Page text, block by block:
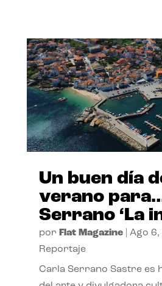
Un buen día
verano
Serrano ‘La
por Flat Magazine| Ago 6,
Reportaje
Carla Serrano Sastre es